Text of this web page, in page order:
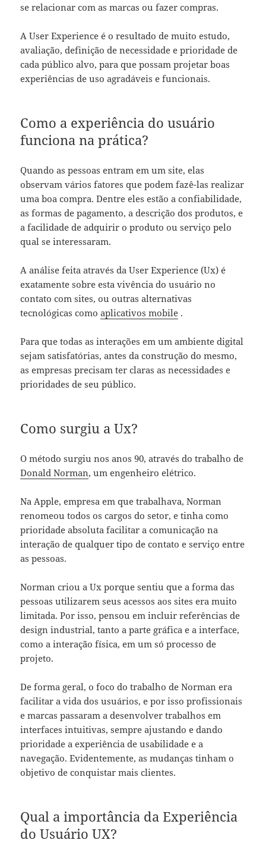
se relacionar com as marcas ou fazer compras.
A User Experience é o resultado de muito estudo,
avaliação, definição de necessidade e prioridade de
cada público alvo, para que possam projetar boas
experiências de uso agradáveis e funcionais.
Como a experiência do usuário
funciona na prática?
Quando as pessoas entram em um site, elas
observam vários fatores que podem fazê-las realizar
uma boa compra. Dentre eles estão a confiabilidade,
as formas de pagamento, a descrição dos produtos, e
a facilidade de adquirir o produto ou serviço pelo
qual se interessaram.
A análise feita através da User Experience (Ux) é
exatamente sobre esta vivência do usuário no
contato com sites, ou outras alternativas
tecnológicas comoaplicativos mobile .
Para que todas as interações em um ambiente digital
sejam satisfatórias, antes da construção do mesmo,
as empresas precisam ter claras as necessidades e
prioridades de seu público.
Como surgiu a Ux?
O método surgiu nos anos 90, através do trabalho de
Donald Norman, um engenheiro elétrico.
Na Apple, empresa em que trabalhava, Norman
renomeou todos os cargos do setor, e tinha como
prioridade absoluta facilitar a comunicação na
interação de qualquer tipo de contato e serviço entre
as pessoas.
Norman criou a Ux porque sentiu que a forma das
pessoas utilizarem seus acessos aos sites era muito
limitada. Por isso, pensou em incluir referências de
design industrial, tanto a parte gráfica e a interface,
como a interação física, em um só processo de
projeto.
De forma geral, o foco do trabalho de Norman era
facilitar a vida dos usuários, e por isso profissionais
e marcas passaram a desenvolver trabalhos em
interfaces intuitivas, sempre ajustando e dando
prioridade a experiência de usabilidade e a
navegação. Evidentemente, as mudanças tinham o
objetivo de conquistar mais clientes.
Qual a importância da Experiência
do Usuário UX?